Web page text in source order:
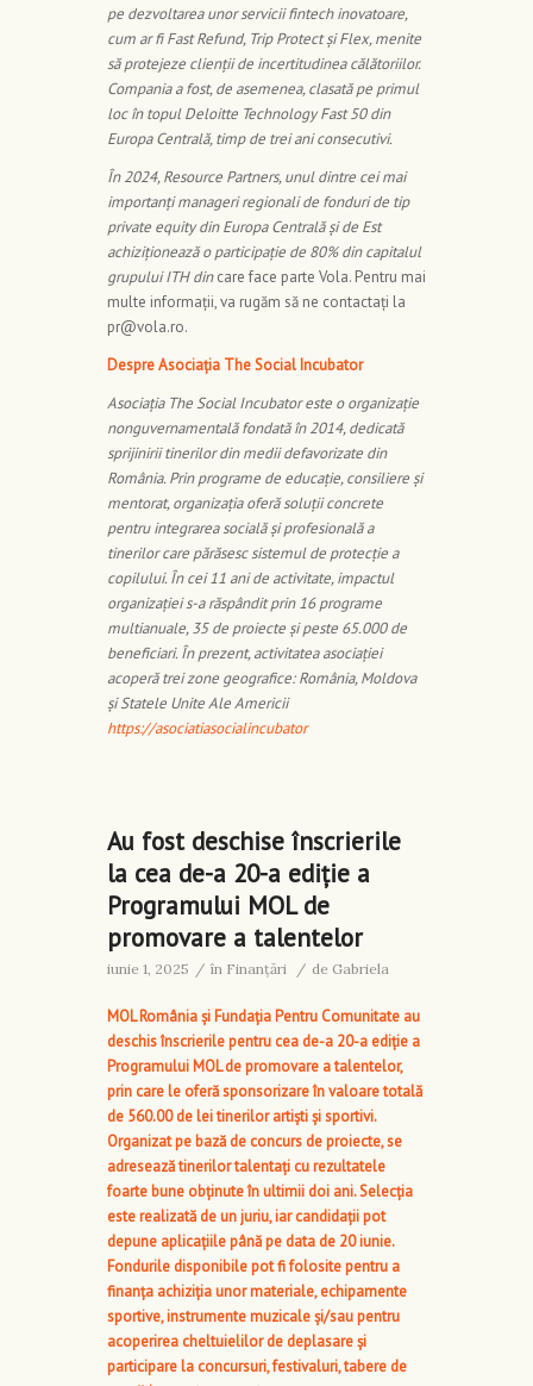
pe dezvoltarea unor servicii fintech inovatoare,
cum ar fi Fast Refund, Trip Protect și Flex, menite
să protejeze clienții de incertitudinea călătoriilor.
Compania a fost, de asemenea, clasată pe primul
loc în topul Deloitte Technology Fast 50 din
Europa Centrală, timp de trei ani consecutivi.
În 2024, Resource Partners, unul dintre cei mai
importanți manageri regionali de fonduri de tip
private equity din Europa Centrală și de Est
achiziționează o participație de 80% din capitalul
grupului ITH dincare face parte Vola. Pentru mai
multe informații, va rugăm să ne contactați la
pr@vola.ro.
Despre Asociația The Social Incubator
Asociația The Social Incubator este o organizație
nonguvernamentală fondată în 2014, dedicată
sprijinirii tinerilor din medii defavorizate din
România. Prin programe de educație, consiliere și
mentorat, organizația oferă soluții concrete
pentru integrarea socială și profesională a
tinerilor care părăsesc sistemul de protecție a
copilului. În cei 11 ani de activitate, impactul
organizației s-a răspândit prin 16 programe
multianuale, 35 de proiecte și peste 65.000 de
beneficiari. În prezent, activitatea asociației
acoperă trei zone geografice: România, Moldova
și Statele Unite Ale Americii
https://asociatiasocialincubator
Au fost deschise înscrierile
la cea de-a 20-a ediție a
Programului MOL de
promovare a talentelor
iunie 1, 2025 / în Finanţări / de Gabriela
MOL România și Fundația Pentru Comunitate au
deschis înscrierile pentru cea de-a 20-a ediție a
Programului MOL de promovare a talentelor,
prin care le oferă sponsorizare în valoare totală
de 560.00 de lei tinerilor artiști și sportivi.
Organizat pe bază de concurs de proiecte, se
adresează tinerilor talentați cu rezultatele
foarte bune obținute în ultimii doi ani. Selecția
este realizată de un juriu, iarcandidații pot
depune aplicațiile până pe data de 20 iunie.
Fondurile disponibile pot fi folosite pentru a
finanța achiziția unor materiale, echipamente
sportive, instrumente muzicale și/sau pentru
acoperirea cheltuielilor de deplasare și
participare la concursuri, festivaluri, tabere de